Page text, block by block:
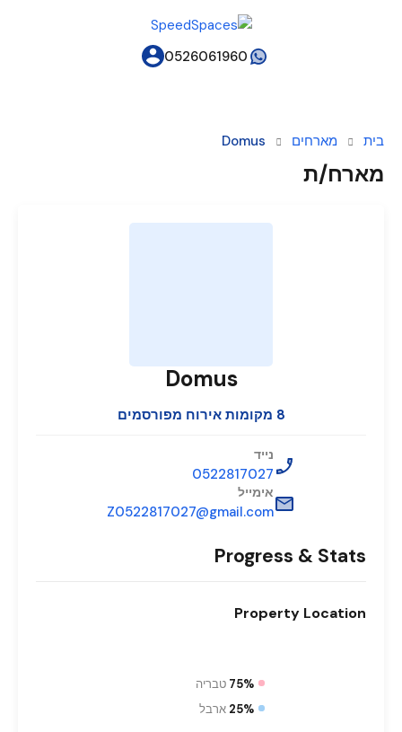
0526061960
בית מארחים Domus
מארח/ת
Domus
8 מקומות אירוח מפורסמים
נייד
0522817027
אימייל
Z0522817027@gmail.com
Progress & Stats
Property Location
75% טבריה
25% ארבל